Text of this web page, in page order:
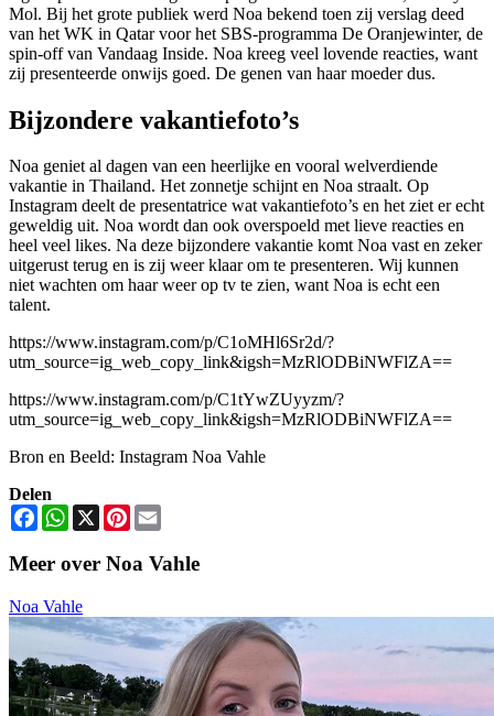
Mol. Bij het grote publiek werd Noa bekend toen zij verslag deed
van het WK in Qatar voor het SBS-programma De Oranjewinter, de
spin-off van Vandaag Inside. Noa kreeg veel lovende reacties, want
zij presenteerde onwijs goed. De genen van haar moeder dus.
Bijzondere vakantiefoto’s
Noa geniet al dagen van een heerlijke en vooral welverdiende
vakantie in Thailand. Het zonnetje schijnt en Noa straalt. Op
Instagram deelt de presentatrice wat vakantiefoto’s en het ziet er echt
geweldig uit. Noa wordt dan ook overspoeld met lieve reacties en
heel veel likes. Na deze bijzondere vakantie komt Noa vast en zeker
uitgerust terug en is zij weer klaar om te presenteren. Wij kunnen
niet wachten om haar weer op tv te zien, want Noa is echt een
talent.
https://www.instagram.com/p/C1oMHl6Sr2d/?
utm_source=ig_web_copy_link&igsh=MzRlODBiNWFlZA==
https://www.instagram.com/p/C1tYwZUyyzm/?
utm_source=ig_web_copy_link&igsh=MzRlODBiNWFlZA==
Bron en Beeld: Instagram Noa Vahle
Delen
FacebookWhatsApp
X Pinterest
Meer over Noa Vahle
Noa Vahle